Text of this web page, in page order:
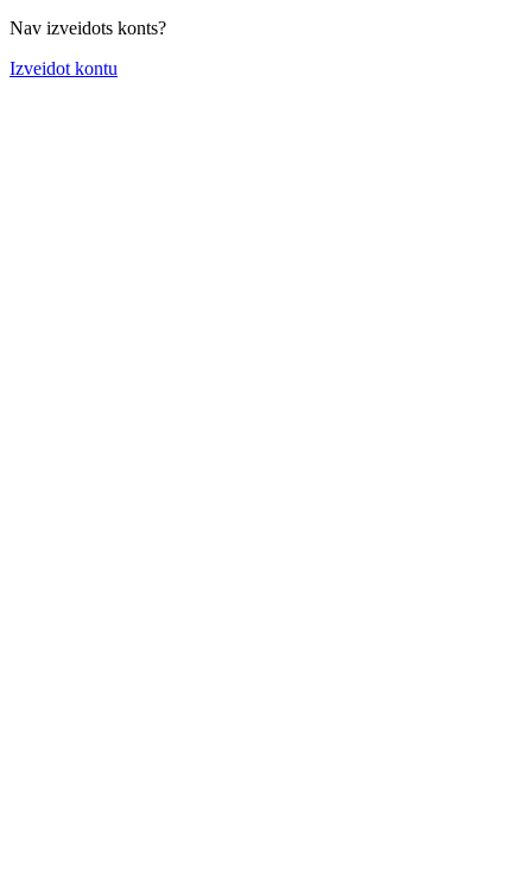
Nav izveidots konts?
Izveidot kontu